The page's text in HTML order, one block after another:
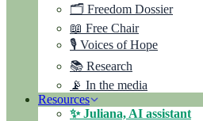
🗂️ Freedom Dossier
📖 Free Chair
🎙️ Voices of Hope
📚 Research
📡 In the media
Resources
✨ Juliana, AI assistant